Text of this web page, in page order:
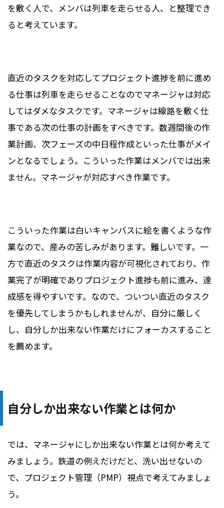
を敷く人で、メンバは列車を走らせる人、と整理でき
ると考えています。
直近のタスクを対応してプロジェクト進捗を前に進め
る仕事は列車を走らせることなのでマネージャは対応
してはダメなタスクです。マネージャは線路を敷く仕
事である次の仕事の計画をすべきです。数週間後の作
業計画、次フェーズの中日程作成といった仕事がメイ
ンとなるでしょう。こういった作業はメンバでは出来
ません。マネージャが対応すべき作業です。
こういった作業は白いキャンバスに絵を書くような作
業なので、産みの苦しみがあります。難しいです。一
方で直近のタスクは作業内容が可視化されており、作
業完了が明確でありプロジェクト進捗も前に進み、達
成感を得やすいです。なので、ついつい直近のタスク
を優先してしまうかもしれませんが、自分に厳しく
し、自分しか出来ない作業だけにフォーカスすること
を薦めます。
自分しか出来ない作業とは何か
では、マネージャにしか出来ない作業とは何か考えて
みましょう。鉄道の例えだけだと、洗い出せないの
で、プロジェクト管理（PMP）視点で考えてみましょ
う。